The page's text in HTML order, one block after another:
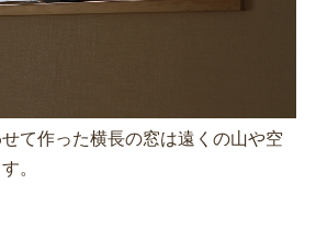
て作った横長の窓は遠くの山や空
。